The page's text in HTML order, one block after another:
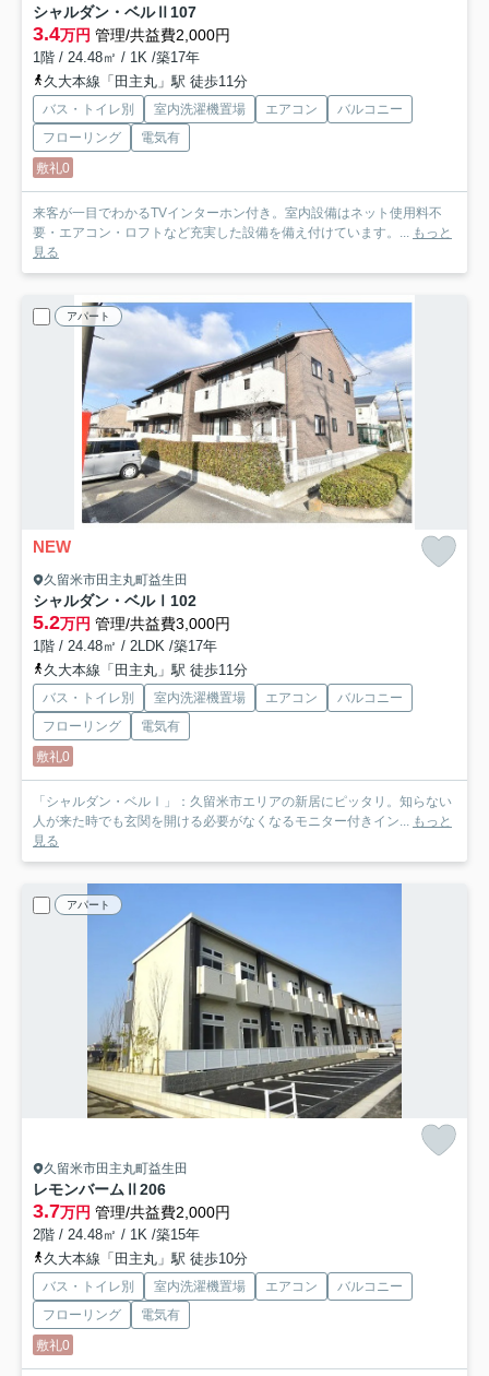
シャルダン・ベルⅡ 107
3.4万円 管理/共益費2,000円
1階 / 24.48㎡ / 1K /築17年
久大本線「田主丸」駅 徒歩11分
バス・トイレ別 室内洗濯機置場 エアコン
バルコニー
フローリング
電気有
敷礼0
来客が一目でわかるTVインターホン付き。室内設備はネット使用料不
要・エアコン・ロフトなど充実した設備を備え付けています。... もっと
見る
アパート
NEW
久留米市田主丸町益生田
シャルダン・ベルⅠ 102
5.2万円 管理/共益費3,000円
1階 / 24.48㎡ / 2LDK /築17年
久大本線「田主丸」駅 徒歩11分
バス・トイレ別 室内洗濯機置場 エアコン
バルコニー
フローリング
電気有
敷礼0
「シャルダン・ベルⅠ」：久留米市エリアの新居にピッタリ。知らない
人が来た時でも玄関を開ける必要がなくなるモニター付きイン... もっと
見る
アパート
久留米市田主丸町益生田
レモンバームⅡ 206
3.7万円 管理/共益費2,000円
2階 / 24.48㎡ / 1K /築15年
久大本線「田主丸」駅 徒歩10分
バス・トイレ別 室内洗濯機置場 エアコン
バルコニー
フローリング
電気有
敷礼0